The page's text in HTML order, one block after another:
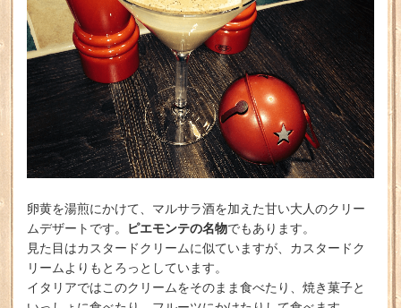
卵黄を湯煎にかけて、マルサラ酒を加えた甘い大人のクリー
ムデザートです。
ピエモンテの名物でもあります。
見た目はカスタードクリームに似ていますが、カスタードク
リームよりもとろっとしています。
イタリアではこのクリームをそのまま食べたり、焼き菓子と